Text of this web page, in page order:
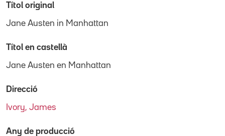
Títol original
Jane Austen in Manhattan
Títol en castellà
Jane Austen en Manhattan
Direcció
Ivory, James
Any de producció